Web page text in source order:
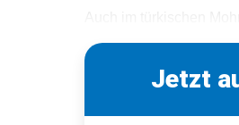
Jetzt